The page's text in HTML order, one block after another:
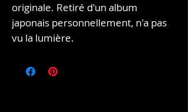
originale. Retiré d'un album
japonais personnellement, n'a pas
vu la lumière.